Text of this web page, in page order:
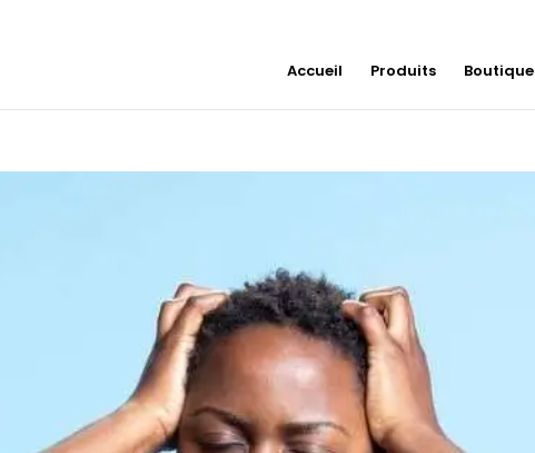
Accueil Produits Boutique